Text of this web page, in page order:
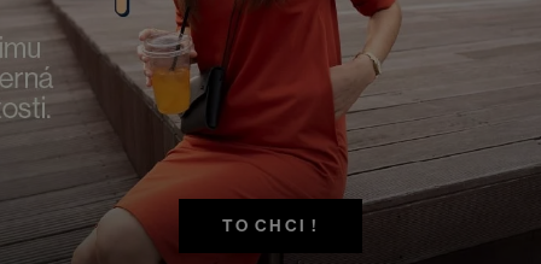
Nepřemýšlet,
co
si
vzít
na
sebe
TO CHCI !